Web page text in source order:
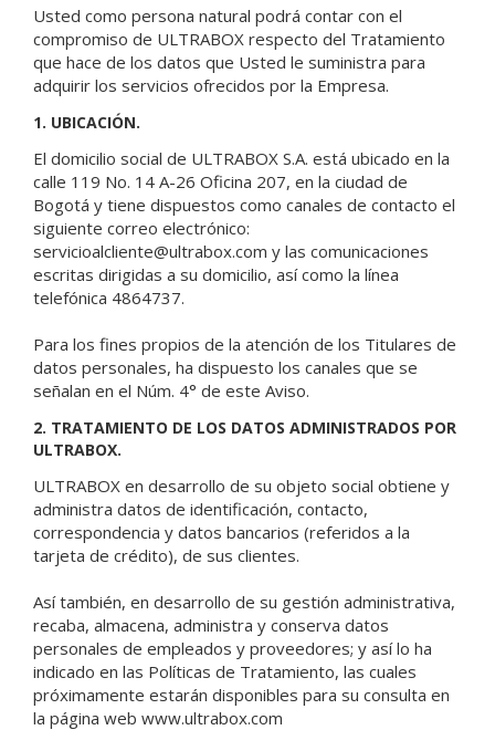
Usted como persona natural podrá contar con el
compromiso de ULTRABOX respecto del Tratamiento
que hace de los datos que Usted le suministra para
adquirir los servicios ofrecidos por la Empresa.
1. UBICACIÓN.
El domicilio social de ULTRABOX S.A. está ubicado en la
calle 119 No. 14 A-26 Oficina 207, en la ciudad de
Bogotá y tiene dispuestos como canales de contacto el
siguiente correo electrónico:
servicioalcliente@ultrabox.com y las comunicaciones
escritas dirigidas a su domicilio, así como la línea
telefónica 4864737.
Para los fines propios de la atención de los Titulares de
datos personales, ha dispuesto los canales que se
señalan en el Núm. 4° de este Aviso.
2. TRATAMIENTO DE LOS DATOS ADMINISTRADOS POR
ULTRABOX.
ULTRABOX en desarrollo de su objeto social obtiene y
administra datos de identificación, contacto,
correspondencia y datos bancarios (referidos a la
tarjeta de crédito), de sus clientes.
Así también, en desarrollo de su gestión administrativa,
recaba, almacena, administra y conserva datos
personales de empleados y proveedores; y así lo ha
indicado en las Políticas de Tratamiento, las cuales
próximamente estarán disponibles para su consulta en
la página web www.ultrabox.com